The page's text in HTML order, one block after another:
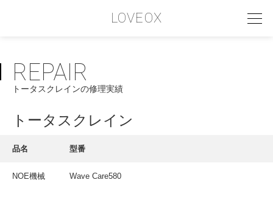
LOVEOX
PHILOSOPHY
フィロソフィー
COMPANY PROFILE
REPAIR
トータスクレインの修理実績
トータスクレイン
品名 型番
NOE機械 Wave Care580